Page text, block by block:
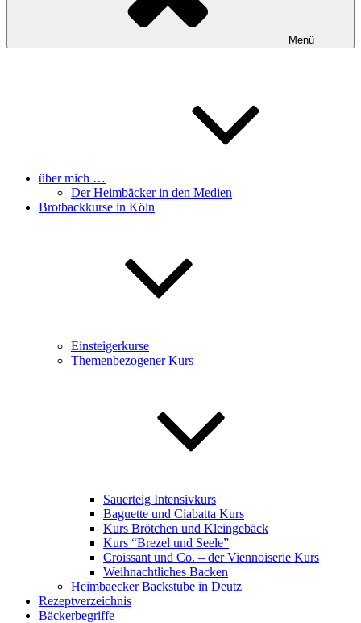
Menü
über mich …
Der Heimbäcker in den Medien
Brotbackkurse in Köln
Einsteigerkurse
Themenbezogener Kurs
Sauerteig Intensivkurs
Baguette und Ciabatta Kurs
Kurs Brötchen und Kleingebäck
Kurs “Brezel und Seele”
Croissant und Co. – der Viennoiserie Kurs
Weihnachtliches Backen
Heimbaecker Backstube in Deutz
Rezeptverzeichnis
Bäckerbegriffe